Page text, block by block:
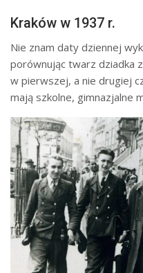
Kraków w 1937 r.
Nie znam daty dziennej
porównując twarz dziadka
w pierwszej, a nie drugiej
mają szkolne, gimnazjalne